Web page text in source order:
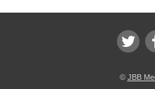
© JBB